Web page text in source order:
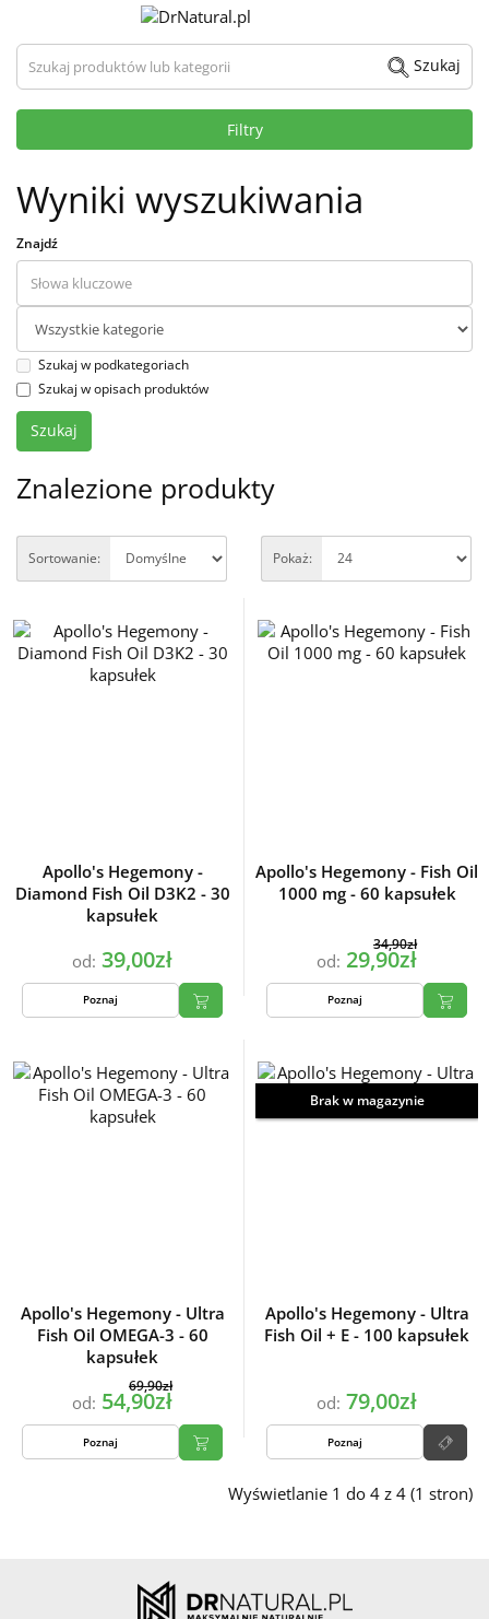
Szukaj produktów lub kategorii Szukaj
Filtry
Wyniki wyszukiwania
Znajdź
Szukaj w podkategoriach
Szukaj w opisach produktów
Znalezione produkty
Sortowanie: Pokaż:
Apollo's Hegemony -
Diamond Fish Oil D3K2 - 30
kapsułek
od: 39,00zł
Poznaj
Apollo's Hegemony - Fish Oil
1000 mg - 60 kapsułek
od:
34,90zł
29,90zł
Poznaj
Apollo's Hegemony - Ultra
Fish Oil OMEGA-3 - 60
kapsułek
od:
69,90zł
54,90zł
Poznaj
Brak w magazynie
Apollo's Hegemony - Ultra
Fish Oil + E - 100 kapsułek
od: 79,00zł
Poznaj
Wyświetlanie 1 do 4 z 4 (1 stron)